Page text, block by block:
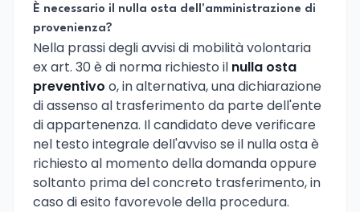
È necessario il nulla osta dell'amministrazione di
provenienza?
Nella prassi degli avvisi di mobilità volontaria
ex art. 30 è di norma richiesto il nulla osta
preventivo o, in alternativa, una dichiarazione
di assenso al trasferimento da parte dell'ente
di appartenenza. Il candidato deve verificare
nel testo integrale dell'avviso se il nulla osta è
richiesto al momento della domanda oppure
soltanto prima del concreto trasferimento, in
caso di esito favorevole della procedura.